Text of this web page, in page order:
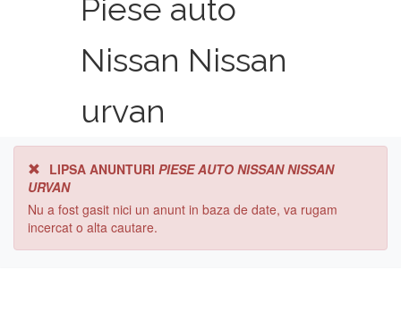
Piese auto
Nissan Nissan
urvan
LIPSA ANUNTURI PIESE AUTO NISSAN NISSAN
URVAN
Nu a fost gasit nici un anunt in baza de date, va rugam
incercat o alta cautare.